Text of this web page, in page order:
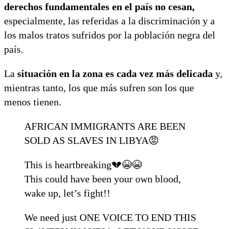
derechos fundamentales en el país no cesan,
especialmente, las referidas a la discriminación y a
los malos tratos sufridos por la población negra del
país.
La situación en la zona es cada vez más delicada y,
mientras tanto, los que más sufren son los que
menos tienen.
AFRICAN IMMIGRANTS ARE BEEN
SOLD AS SLAVES IN LIBYA😡
This is heartbreaking💔😭😭
This could have been your own blood,
wake up, let’s fight!!
We need just ONE VOICE TO END THIS